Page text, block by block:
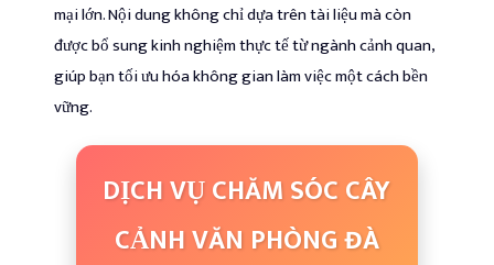
mại lớn. Nội dung không chỉ dựa trên tài liệu mà còn
được bổ sung kinh nghiệm thực tế từ ngành cảnh quan,
giúp bạn tối ưu hóa không gian làm việc một cách bền
vững.
DỊCH VỤ CHĂM SÓC CÂY
CẢNH VĂN PHÒNG ĐÀ